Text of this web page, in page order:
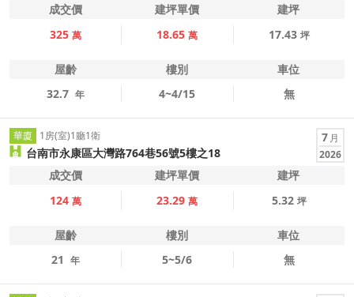
成交價 建坪單價
建坪
325 萬 18.65 萬 17.43 坪
屋齡 樓別
車位
32.7 年 4~4/15 無
華廈 1房(室)1廳1衛
台南市永康區大灣路764巷56號5樓之18
7 月
2026
成交價 建坪單價
建坪
124 萬 23.29 萬 5.32 坪
屋齡 樓別
車位
21 年 5~5/6 無